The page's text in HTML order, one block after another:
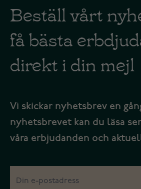
Beställ vårt
få bästa
direkt i din mejl
Vi skickar nyhetsbrev en
nyhetsbrevet kan du läsa
våra erbjudanden och